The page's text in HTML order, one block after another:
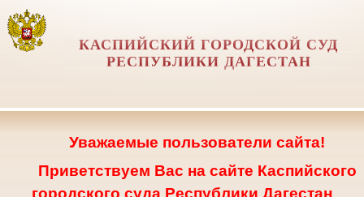
КАСПИЙСКИЙ ГОРОДСКОЙ СУД
РЕСПУБЛИКИ ДАГЕСТАН
Уважаемые пользователи сайта!
Приветствуем Вас на сайте Каспийского
городского суда Республики Дагестан